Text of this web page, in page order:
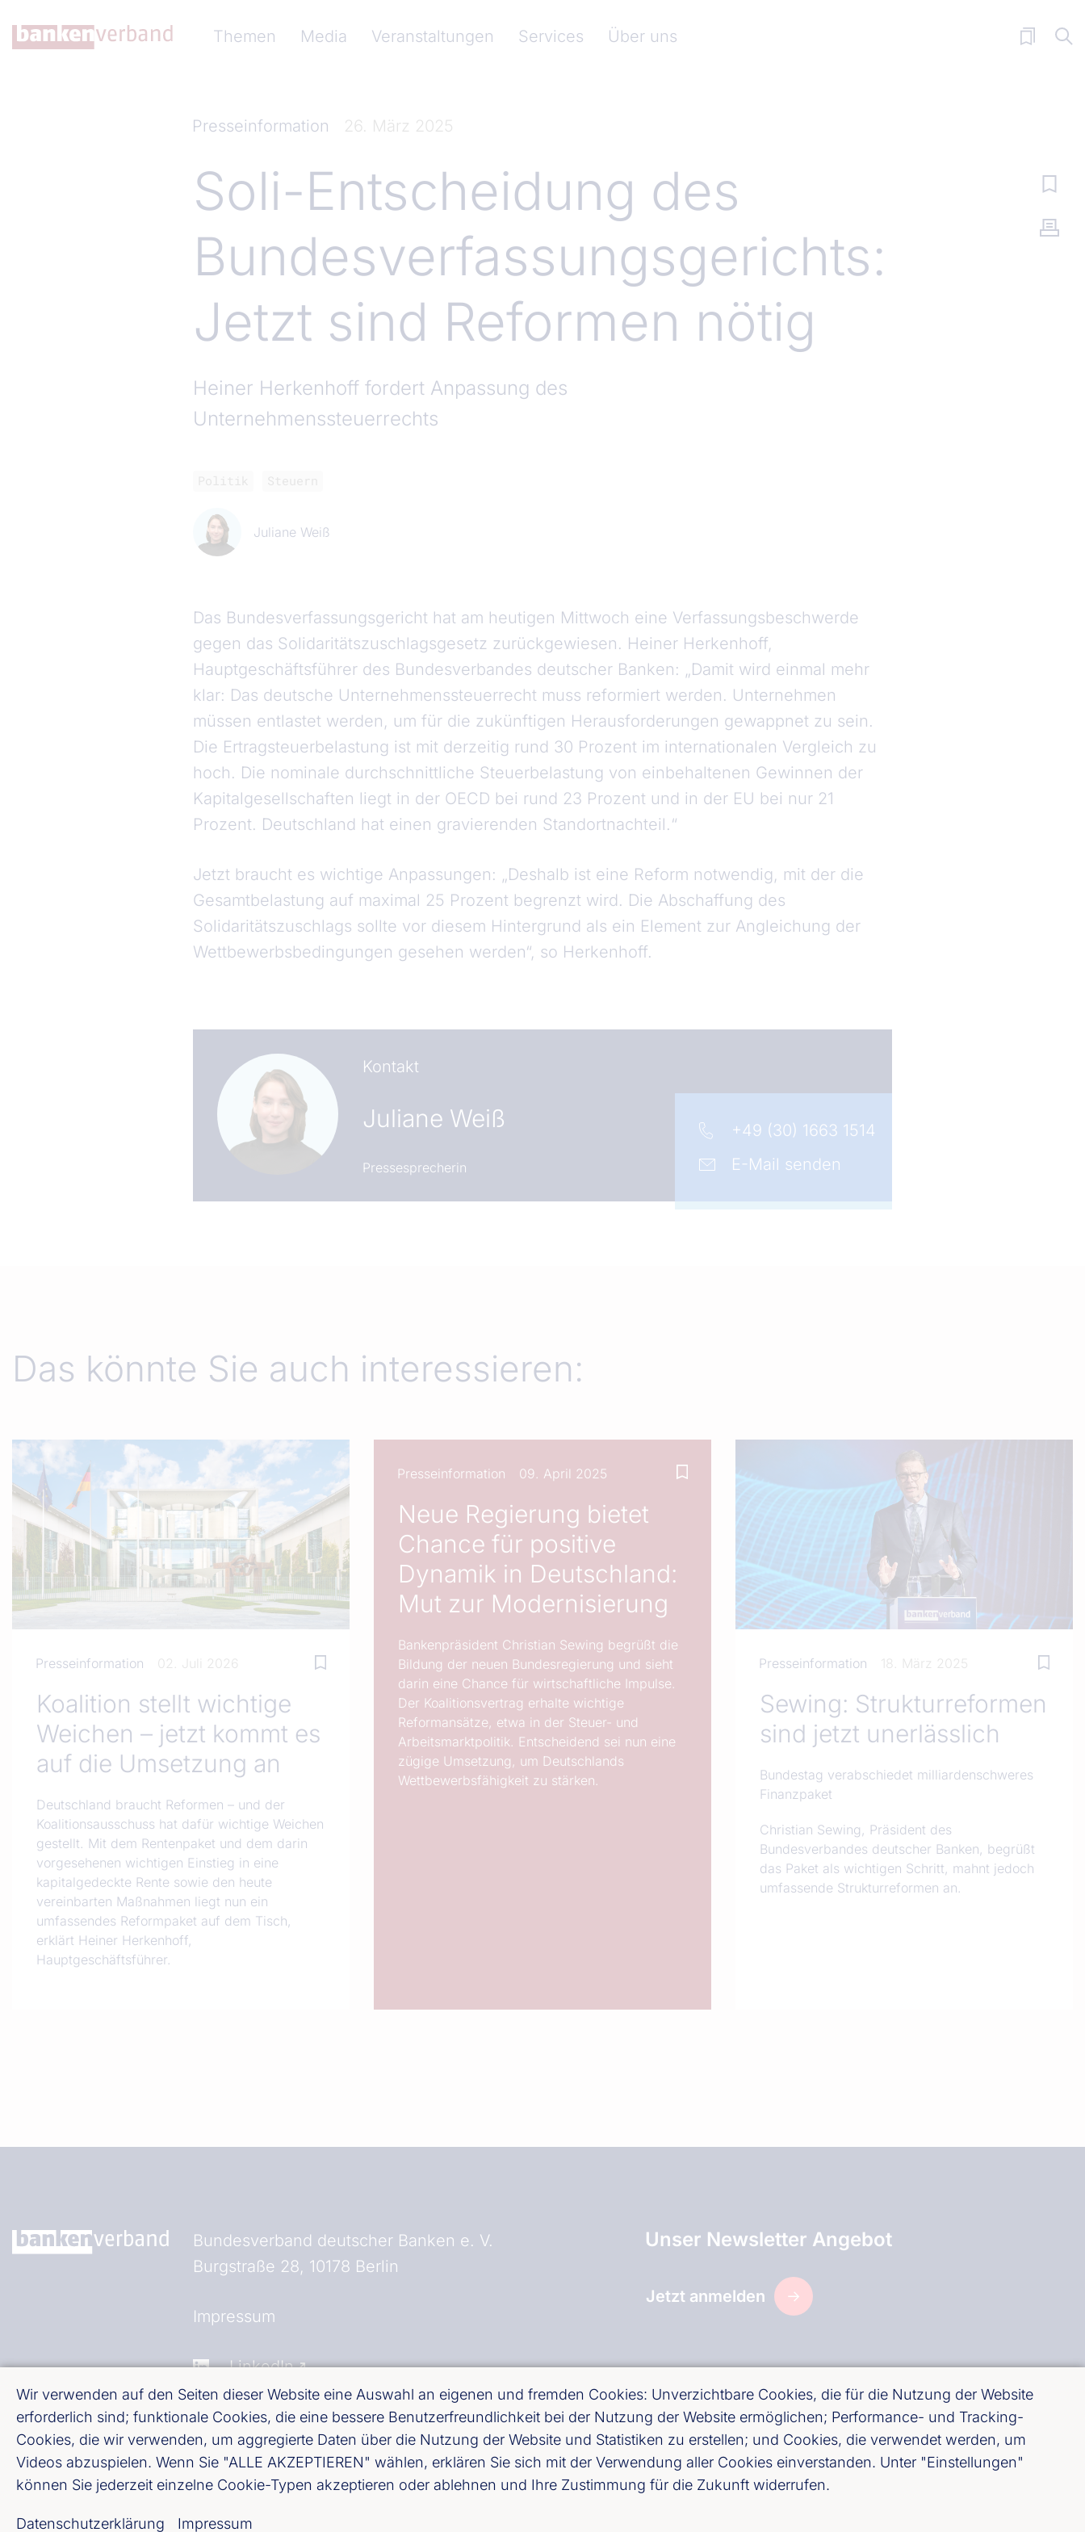
Themen
Media Veranstaltungen Services Über uns
Presseinformation 26. März 2025
Soli-Entscheidung des
Bundesverfassungsgerichts:
Jetzt sind Reformen nötig
Heiner Herkenhoff fordert Anpassung des
Unternehmenssteuerrechts
Juliane Weiß
Das Bundesverfassungsgericht hat am heutigen Mittwoch eine Verfassungsbeschwerde
gegen das Solidaritätszuschlagsgesetz zurückgewiesen. Heiner Herkenhoff,
Hauptgeschäftsführer des Bundesverbandes deutscher Banken: „Damit wird einmal mehr
klar: Das deutsche Unternehmenssteuerrecht muss reformiert werden. Unternehmen
müssen entlastet werden, um für die zukünftigen Herausforderungen gewappnet zu sein.
Die Ertragsteuerbelastung ist mit derzeitig rund 30 Prozent im internationalen Vergleich zu
hoch. Die nominale durchschnittliche Steuerbelastung von einbehaltenen Gewinnen der
Kapitalgesellschaften liegt in der OECD bei rund 23 Prozent und in der EU bei nur 21
Prozent. Deutschland hat einen gravierenden Standortnachteil.“
Jetzt braucht es wichtige Anpassungen: „Deshalb ist eine Reform notwendig, mit der die
Gesamtbelastung auf maximal 25 Prozent begrenzt wird. Die Abschaffung des
Solidaritätszuschlags sollte vor diesem Hintergrund als ein Element zur Angleichung der
Wettbewerbsbedingungen gesehen werden“, so Herkenhoff.
Kontakt
Juliane Weiß
Pressesprecherin
+49 (30) 1663 1514
E-Mail senden
Das könnte Sie auch interessieren:
Presseinformation 02. Juli 2026
Koalition stellt wichtige
Weichen – jetzt kommt es
auf die Umsetzung an
Deutschland braucht Reformen – und der
Koalitionsausschuss hat dafür wichtige Weichen
gestellt. Mit dem Rentenpaket und dem darin
vorgesehenen wichtigen Einstieg in eine
kapitalgedeckte Rente sowie den heute
vereinbarten Maßnahmen liegt nun ein
umfassendes Reformpaket auf dem Tisch,
erklärt Heiner Herkenhoff,
Hauptgeschäftsführer.
Presseinformation 09. April 2025
Neue Regierung bietet
Chance für positive
Dynamik in Deutschland:
Mut zur Modernisierung
Bankenpräsident Christian Sewing begrüßt die
Bildung der neuen Bundesregierung und sieht
darin eine Chance für wirtschaftliche Impulse.
Der Koalitionsvertrag erhalte wichtige
Reformansätze, etwa in der Steuer- und
Arbeitsmarktpolitik. Entscheidend sei nun eine
zügige Umsetzung, um Deutschlands
Wettbewerbsfähigkeit zu stärken.
Presseinformation 18. März 2025
Sewing: Strukturreformen
sind jetzt unerlässlich
Bundestag verabschiedet milliardenschweres
Finanzpaket
Christian Sewing, Präsident des
Bundesverbandes deutscher Banken, begrüßt
das Paket als wichtigen Schritt, mahnt jedoch
umfassende Strukturreformen an.
Wir verwenden auf den Seiten dieser Website eine Auswahl an eigenen und fremden Cookies: Unverzichtbare Cookies, die für die Nutzung der Website
erforderlich sind; funktionale Cookies, die eine bessere Benutzerfreundlichkeit bei der Nutzung der Website ermöglichen; Performance- und Tracking-
Cookies, die wir verwenden, um aggregierte Daten über die Nutzung der Website und Statistiken zu erstellen; und Cookies, die verwendet werden, um
Videos abzuspielen. Wenn Sie "ALLE AKZEPTIEREN" wählen, erklären Sie sich mit der Verwendung aller Cookies einverstanden. Unter "Einstellungen"
können Sie jederzeit einzelne Cookie-Typen akzeptieren oder ablehnen und Ihre Zustimmung für die Zukunft widerrufen.
Datenschutzerklärung Impressum
Bundesverband deutscher Banken e. V.
Burgstraße 28, 10178 Berlin
Fußzeile (Bankenverband)
Impressum
LinkedIn
Youtube
Cookie-Einstellungen
Datenschutz
Unser Newsletter Angebot
Jetzt anmelden